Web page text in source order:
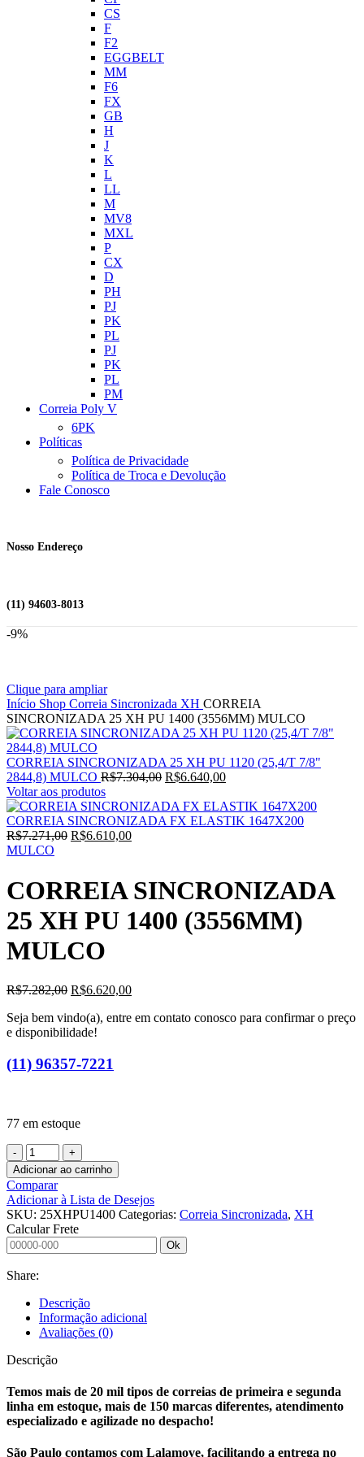
CS
F
F2
EGGBELT
MM
F6
FX
GB
H
J
K
L
LL
M
MV8
MXL
P
CX
D
PH
PJ
PK
PL
PJ
PK
PL
PM
Correia Poly V
6PK
Políticas
Política de Privacidade
Política de Troca e Devolução
Fale Conosco
Nosso Endereço
(11) 94603-8013
-9%
Clique para ampliar
Início Shop Correia Sincronizada XH CORREIA
SINCRONIZADA 25 XH PU 1400 (3556MM) MULCO
CORREIA SINCRONIZADA 25 XH PU 1120 (25,4/T 7/8"
2844,8) MULCO R$7.304,00 R$6.640,00
Voltar aos produtos
CORREIA SINCRONIZADA FX ELASTIK 1647X200
R$7.271,00 R$6.610,00
MULCO
CORREIA SINCRONIZADA
25 XH PU 1400 (3556MM)
MULCO
R$7.282,00 R$6.620,00
Seja bem vindo(a), entre em contato conosco para confirmar o preço
e disponibilidade!
(11) 96357-7221
77 em estoque
Adicionar ao carrinho
Comparar
Adicionar à Lista de Desejos
SKU: 25XHPU1400 Categorias: Correia Sincronizada, XH
Calcular Frete
Ok
Share:
Descrição
Informação adicional
Avaliações (0)
Descrição
Temos mais de 20 mil tipos de correias de primeira e segunda
linha em estoque, mais de 150 marcas diferentes, atendimento
especializado e agilizade no despacho!
São Paulo contamos com Lalamove, facilitando a entrega no